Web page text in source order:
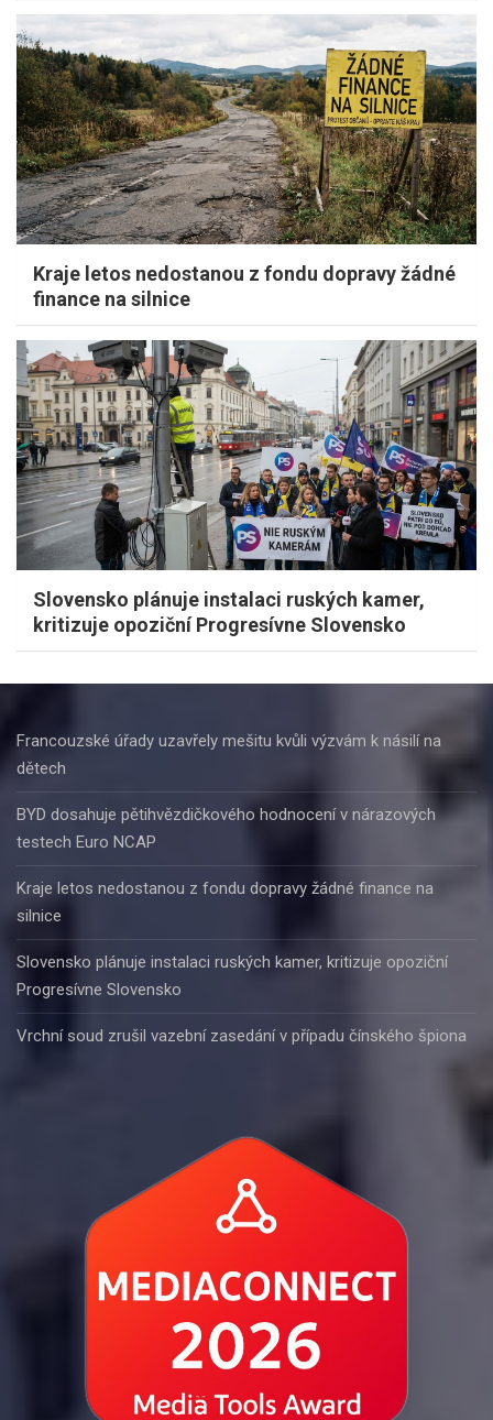
Kraje letos nedostanou z fondu dopravy žádné
finance na silnice
Slovensko plánuje instalaci ruských kamer,
kritizuje opoziční Progresívne Slovensko
Francouzské úřady uzavřely mešitu kvůli výzvám k násilí na
dětech
BYD dosahuje pětihvězdičkového hodnocení v nárazových
testech Euro NCAP
Kraje letos nedostanou z fondu dopravy žádné finance na
silnice
Slovensko plánuje instalaci ruských kamer, kritizuje opoziční
Progresívne Slovensko
Vrchní soud zrušil vazební zasedání v případu čínského špiona